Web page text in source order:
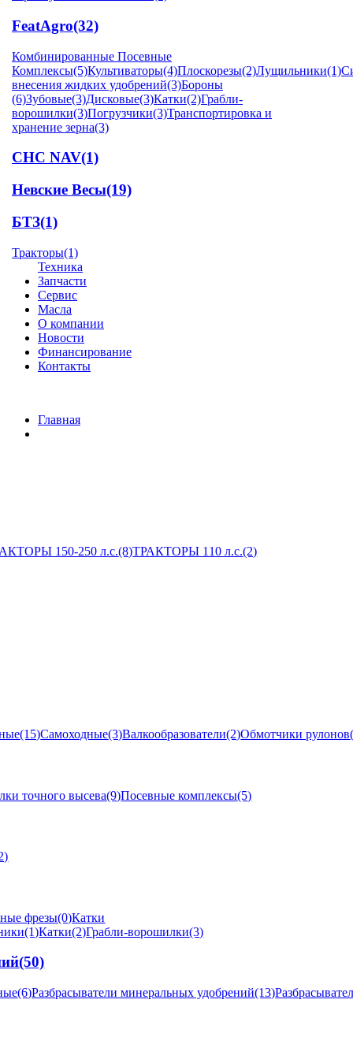
FeatAgro(32)
Комбинированные Посевные
Комплексы(5)Культиваторы(4)Плоскорезы(2)Лущильники(1)
внесения жидких удобрений(3)Бороны
(6)Зубовые(3)Дисковые(3)Катки(2)Грабли-
ворошилки(3)Погрузчики(3)Транспортировка и
хранение зерна(3)
CHC NAV(1)
Невские Весы(19)
БТЗ(1)
Тракторы(1)
Техника
Запчасти
Сервис
Масла
О компании
Новости
Финансирование
Контакты
Главная
150-250 л.с.(8)ТРАКТОРЫ 110 л.с.(2)
(15)Самоходные(3)Валкообразователи(2)Обмотчики рулонов
точного высева(9)Посевные комплексы(5)
фрезы(0)Катки
(1)Катки(2)Грабли-ворошилки(3)
(50)
(6)Разбрасыватели минеральных удобрений(13)